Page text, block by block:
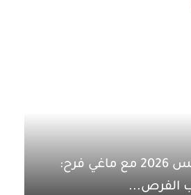
مفاجآت أغسطس 2026 مع ماغي فرح:
الفرص...